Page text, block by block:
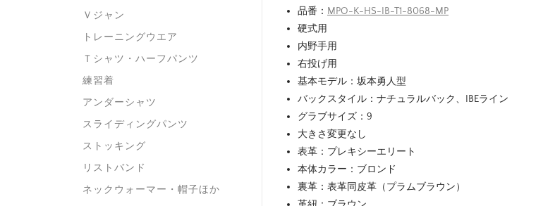
品番： MPO-K-HS-IB-T1-8068-MP
硬式用
内野手用
右投げ用
基本モデル：坂本勇人型
バックスタイル：ナチュラルバック、IBEライン
グラブサイズ：9
大きさ変更なし
表革：プレキシーエリート
本体カラー：ブロンド
裏革：表革同皮革（プラムブラウン）
Ｖジャン
トレーニングウエア
Ｔシャツ・ハーフパンツ
練習着
アンダーシャツ
スライディングパンツ
ストッキング
リストバンド
ネックウォーマー・帽子ほか